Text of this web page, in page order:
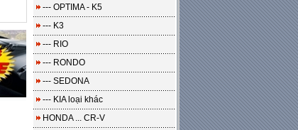
--- OPTIMA - K5
--- K3
--- RIO
--- RONDO
--- SEDONA
--- KIA loại khác
HONDA ... CR-V